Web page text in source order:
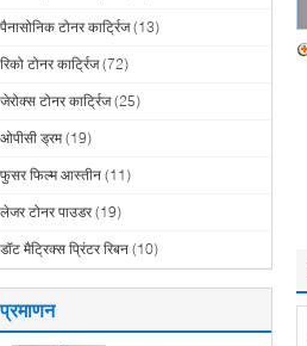
पैनासोनिक टोनर कार्ट्रिज (13)
रिको टोनर कार्ट्रिज (72)
जेरोक्स टोनर कार्ट्रिज (25)
ओपीसी ड्रम (19)
फुसर फिल्म आस्तीन (11)
लेजर टोनर पाउडर (19)
डॉट मैट्रिक्स प्रिंटर रिबन (10)
प्रमाणन